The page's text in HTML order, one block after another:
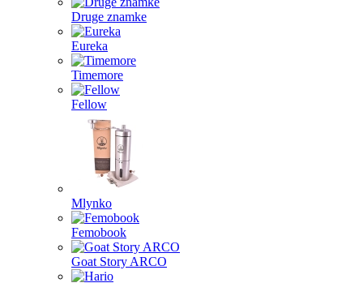
Druge znamke
Eureka
Timemore
Fellow
Mlynko
Femobook
Goat Story ARCO